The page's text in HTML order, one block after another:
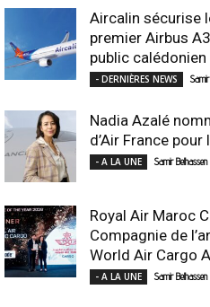
Aircalin sécurise
premier Airbus
public calédonien
- DERNIÈRES NEWS
Nadia Azalé
d’Air France
- A LA UNE Samir Belhassen
Royal Air Maroc
Compagnie de
World Air Cargo
- A LA UNE Samir Belhassen